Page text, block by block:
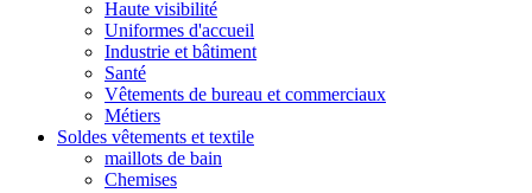
Haute visibilité
Uniformes d'accueil
Industrie et bâtiment
Santé
Vêtements de bureau et commerciaux
Métiers
Soldes vêtements et textile
maillots de bain
Chemises